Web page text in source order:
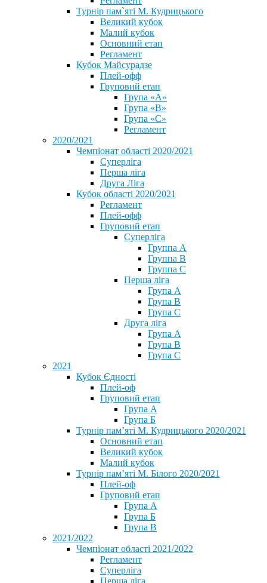
Турнір пам`яті М. Кудрицького
Великий кубок
Малий кубок
Основний етап
Регламент
Кубок Майсурадзе
Плей-офф
Груповий етап
Група «А»
Група «B»
Група «C»
Регламент
2020/2021
Чемпіонат області 2020/2021
Суперліга
Перша ліга
Друга Ліга
Кубок області 2020/2021
Регламент
Плей-офф
Груповий етап
Суперліга
Группа A
Группа B
Группа C
Перша ліга
Група A
Група B
Група C
Друга ліга
Група A
Група B
Група C
2021
Кубок Єдності
Плей-оф
Груповий етап
Група А
Група Б
Турнір пам’яті М. Кудрицького 2020/2021
Основний етап
Великий кубок
Малий кубок
Турнір пам’яті М. Білого 2020/2021
Плей-оф
Груповий етап
Група А
Група Б
Група В
2021/2022
Чемпіонат області 2021/2022
Регламент
Суперліга
Перша ліга